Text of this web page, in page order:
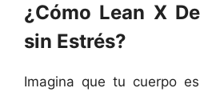
¿Cómo Lean X
sin Estrés?
Imagina que tu cuerpo